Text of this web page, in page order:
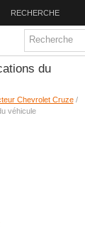
RECHERCHE
du
Chevrolet Cruze/
véhicule